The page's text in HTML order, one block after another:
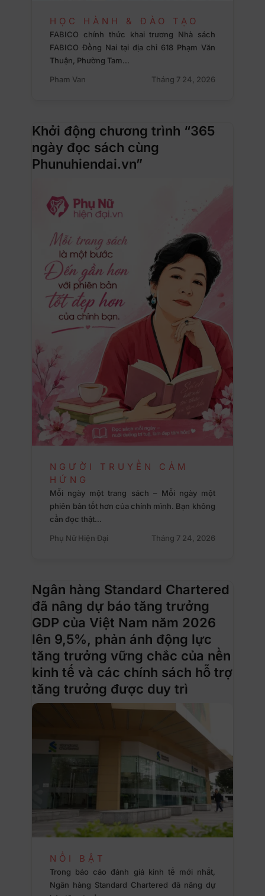
HỌC HÀNH & ĐÀO TẠO
FABICO chính thức khai trương Nhà sách
FABICO Đồng Nai tại địa chỉ 618 Phạm Văn
Thuận, Phường Tam…
Pham Van
Tháng 7 24, 2026
Khởi động chương trình “365
ngày đọc sách cùng
Phunuhiendai.vn”
NGƯỜI TRUYỀN CẢM
HỨNG
Mỗi ngày một trang sách – Mỗi ngày một
phiên bản tốt hơn của chính mình. Bạn không
cần đọc thật…
Phụ Nữ Hiện Đại
Tháng 7 24, 2026
Ngân hàng Standard Chartered
đã nâng dự báo tăng trưởng
GDP của Việt Nam năm 2026
lên 9,5%, phản ánh động lực
tăng trưởng vững chắc của nền
kinh tế và các chính sách hỗ trợ
tăng trưởng được duy trì
NỔI BẬT
Trong báo cáo đánh giá kinh tế mới nhất,
Ngân hàng Standard Chartered đã nâng dự